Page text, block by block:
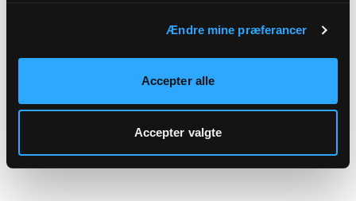
Ændre mine præferancer
Accepter alle
Accepter valgte